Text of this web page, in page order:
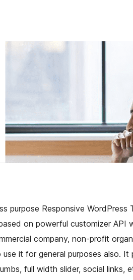
purpose Responsive WordPress
on powerful customizer API
company, non-profit
it for general purposes also. It
full width slider, social links,